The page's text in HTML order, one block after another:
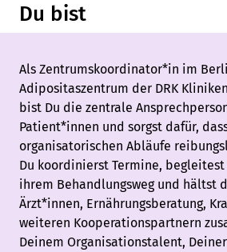
Du bist
Als Zentrumskoordinator*in im
Adipositaszentrum der DRK
bist Du die zentrale
Patient*innen und sorgst dafür,
organisatorischen Abläufe
Du koordinierst Termine,
ihrem Behandlungsweg und hältst
Ärzt*innen, Ernährungsberatung,
weiteren Kooperationspartnern
Deinem Organisationstalent, Deiner